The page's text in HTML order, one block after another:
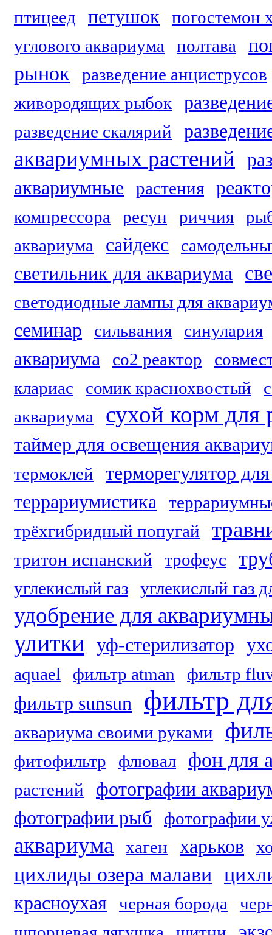
птицеед петушок
погостемон
углового аквариума
полтава
рынок
разведение анциструсов
живородящих рыбок
разведение скалярий
аквариумных растений
аквариумные
растения
компрессора ресун риччия
аквариума
сайдекс
светильник для аквариума
светодиодные лампы для
семинар сильвания синулария
аквариума со2 реактор
клариас
сомик краснохвостый
аквариума
сухой корм для
таймер для освещения
термоклей
терморегулятор
террариумистика
трёхгибридный попугай
тритон испанский трофеус
углекислый газ углекислый газ
удобрение для
улитки уф-стерилизатор
aquael фильтр atman фильтр
фильтр sunsun фильтр
аквариума своими руками
фитофильтр флювал фон для
растений
фотографии
фотографии рыб
фотографии
аквариума хаген харьков
цихлиды озера малави
красноухая черная борода